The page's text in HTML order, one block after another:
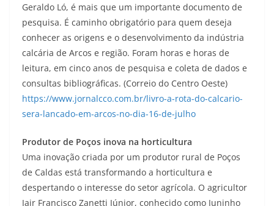
Geraldo Ló, é mais que um importante documento de
pesquisa. É caminho obrigatório para quem deseja
conhecer as origens e o desenvolvimento da indústria
calcária de Arcos e região. Foram horas e horas de
leitura, em cinco anos de pesquisa e coleta de dados e
consultas bibliográficas. (Correio do Centro Oeste)
https://www.jornalcco.com.br/livro-a-rota-do-calcario-
sera-lancado-em-arcos-no-dia-16-de-julho
Produtor de Poços inova na horticultura
Uma inovação criada por um produtor rural de Poços
de Caldas está transformando a horticultura e
despertando o interesse do setor agrícola. O agricultor
Jair Francisco Zanetti Júnior, conhecido como Juninho